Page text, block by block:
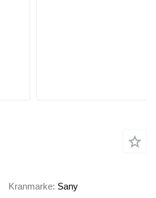
Kranmarke Sany